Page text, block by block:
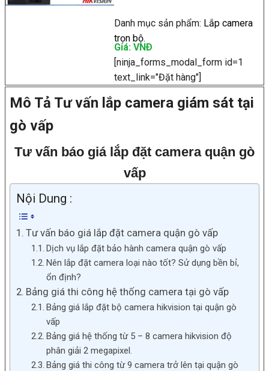
Danh mục sản phẩm: Lắp camera
trọn bộ.
Giá: VNÐ
[ninja_forms_modal_form id=1
text_link="Đặt hàng"]
Mô Tả Tư vấn lắp camera giám sát tại
gò vấp
Tư vấn báo giá lắp đặt camera quận gò
vấp
Nội Dung :
Tư vấn báo giá lắp đặt camera quận gò vấp
Dịch vụ lắp đặt bảo hành camera quận gò vấp
Nên lắp đặt camera loại nào tốt? Sử dụng bền bỉ,
ổn định?
Bảng giá thi công hệ thống camera tại gò vấp
Bảng giá lắp đặt bộ camera hikvision tại quận gò
vấp
Bảng giá hệ thống từ 5 – 8 camera hikvision độ
phân giải 2 megapixel.
Bảng giá thi công từ 9 camera trở lên tại quận gò